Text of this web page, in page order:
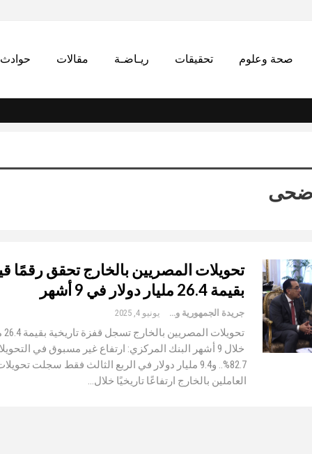
صحة وعلوم تحقيقات ريـاضـة مقالات حوادث
تحويلات المصريين بالخارج تحقق رقمًا
بقيمة 26.4 مليار دولار في 9 أشهر
جريدة الجمهورية والعالم يونيو 4, 2025
خلال 9 أشهر البنك المركزي: ارتفاع غير مسبوق في
82.7%.. و9.4 مليار دولار في الربع الثالث فقط سجلت
العاملين بالخارج ارتفاعًا تاريخيًا خلال…